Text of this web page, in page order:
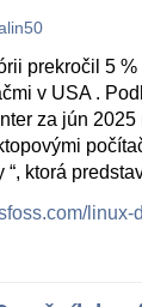
prekročil 5
v USA .
za jún 2025
“, ktorá